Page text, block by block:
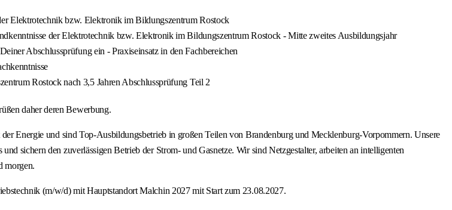
Elektrotechnik bzw. Elektronik im Bildungszentrum Rostock
der Elektrotechnik bzw. Elektronik im Bildungszentrum Rostock - Mitte zweites Ausbildungsjahr
Abschlussprüfung ein - Praxiseinsatz in den Fachbereichen
Rostock nach 3,5 Jahren Abschlussprüfung Teil 2
daher deren Bewerbung.
Energie und sind Top-Ausbildungsbetrieb in großen Teilen von Brandenburg und Mecklenburg-Vorpommern. Unsere
sichern den zuverlässigen Betrieb der Strom- und Gasnetze. Wir sind Netzgestalter, arbeiten an intelligenten
morgen.
(m/w/d) mit Hauptstandort Malchin 2027 mit Start zum 23.08.2027.